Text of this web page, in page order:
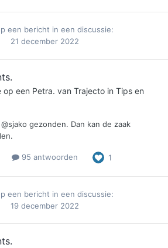
een bericht in een discussie:
21 december 2022
op een Petra. van Trajecto in Tips en
gezonden. Dan kan de zaak
95 antwoorden 1
een bericht in een discussie:
19 december 2022